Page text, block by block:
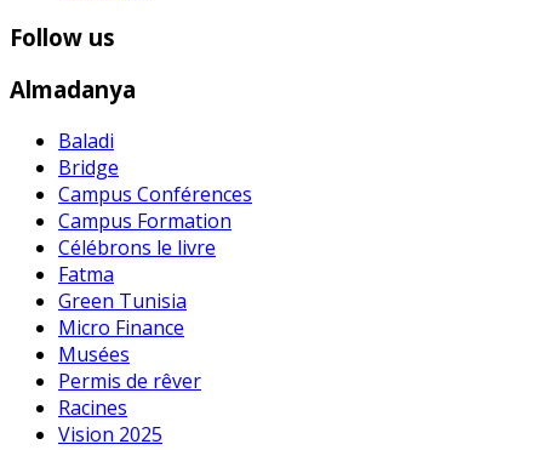
Follow us
Almadanya
Baladi
Bridge
Campus Conférences
Campus Formation
Célébrons le livre
Fatma
Green Tunisia
Micro Finance
Musées
Permis de rêver
Racines
Vision 2025